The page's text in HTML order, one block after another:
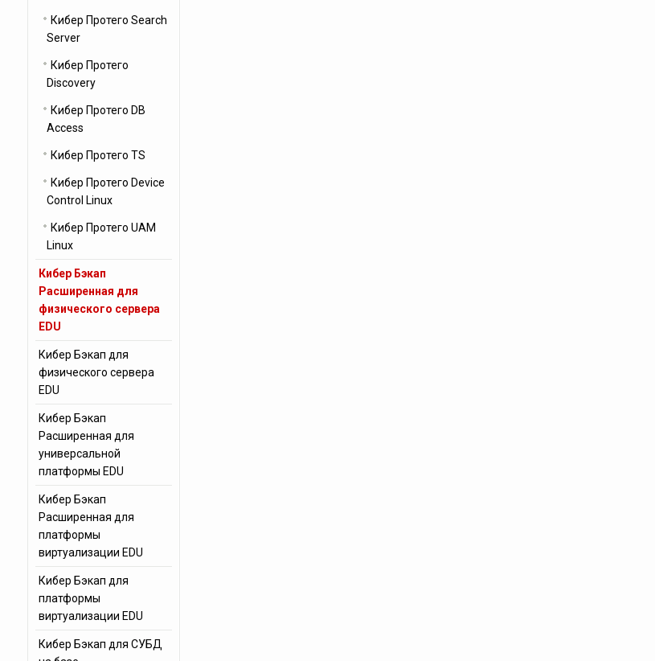
Кибер Протего Search
Server
Кибер Протего
Discovery
Кибер Протего DB
Access
Кибер Протего TS
Кибер Протего Device
Control Linux
Кибер Протего UAM
Linux
Кибер Бэкап
Расширенная для
физического сервера
EDU
Кибер Бэкап для
физического сервера
EDU
Кибер Бэкап
Расширенная для
универсальной
платформы EDU
Кибер Бэкап
Расширенная для
платформы
виртуализации EDU
Кибер Бэкап для
платформы
виртуализации EDU
Кибер Бэкап для СУБД